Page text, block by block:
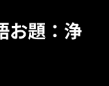
お題：浄